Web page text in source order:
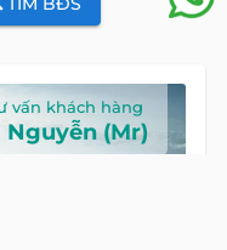
vấn khách hàng
Nguyễn (Mr)